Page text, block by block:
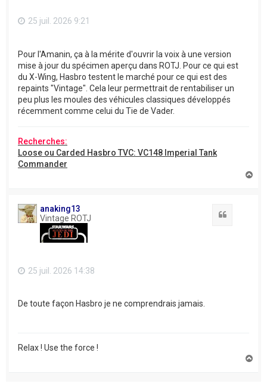
25 juil. 2026 9:21
Pour l'Amanin, ça à la mérite d'ouvrir la voix à une version
mise à jour du spécimen aperçu dans ROTJ. Pour ce qui est
du X-Wing, Hasbro testent le marché pour ce qui est des
repaints "Vintage". Cela leur permettrait de rentabiliser un
peu plus les moules des véhicules classiques développés
récemment comme celui du Tie de Vader.
Recherches:
Loose ou Carded Hasbro TVC: VC148 Imperial Tank
Commander
anaking13
Vintage ROTJ
25 juil. 2026 14:38
De toute façon Hasbro je ne comprendrais jamais.
Relax ! Use the force !